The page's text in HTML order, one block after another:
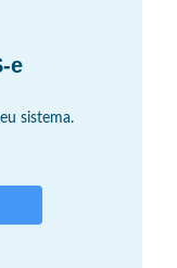
e
sistema.